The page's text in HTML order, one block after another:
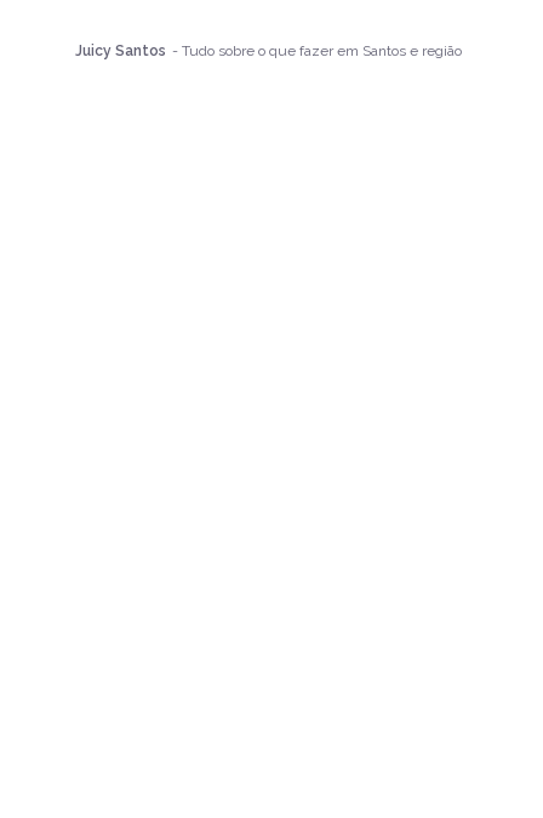
Juicy Santos - Tudo sobre o que fazer em Santos e região